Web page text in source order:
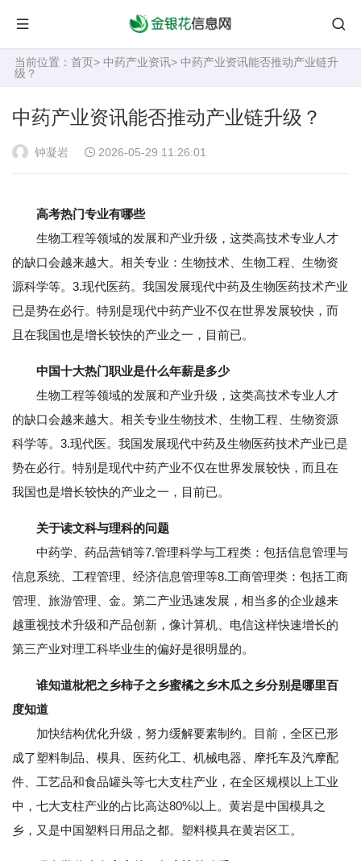
当前位置： 首页> 中药产业资讯> 中药产业资讯能否推动产业链升
级？
中药产业资讯能否推动产业链升级？
钟凝岩 2026-05-29 11:26:01
高考热门专业有哪些
生物工程等领域的发展和产业升级，这类高技术专业人才
的缺口会越来越大。相关专业：生物技术、生物工程、生物资
源科学等。3.现代医药。我国发展现代中药及生物医药技术产业
已是势在必行。特别是现代中药产业不仅在世界发展较快，而
且在我国也是增长较快的产业之一，目前已。
中国十大热门职业是什么年薪是多少
生物工程等领域的发展和产业升级，这类高技术专业人才
的缺口会越来越大。相关专业生物技术、生物工程、生物资源
科学等。3.现代医。我国发展现代中药及生物医药技术产业已是
势在必行。特别是现代中药产业不仅在世界发展较快，而且在
我国也是增长较快的产业之一，目前已。
关于读文科与理科的问题
中药学、药品营销等7.管理科学与工程类：包括信息管理与
信息系统、工程管理、经济信息管理等8.工商管理类：包括工商
管理、旅游管理、金。第二产业迅速发展，相当多的企业越来
越重视技术升级和产品创新，像计算机、电信这样快速增长的
第三产业对理工科毕业生的偏好是很明显的。
谁知道枇杷之乡柿子之乡蜜橘之乡木瓜之乡分别是哪里百
度知道
加快结构优化升级，努力缓解要素制约。目前，全区已形
成了塑料制品、模具、医药化工、机械电器、摩托车及汽摩配
件、工艺品和食品罐头等七大支柱产业，在全区规模以上工业
中，七大支柱产业的占比高达80%以上。黄岩是中国模具之
乡，又是中国塑料日用品之都。塑料模具在黄岩区工。